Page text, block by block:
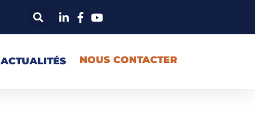
ACTUALITÉS NOUS CONTACTER